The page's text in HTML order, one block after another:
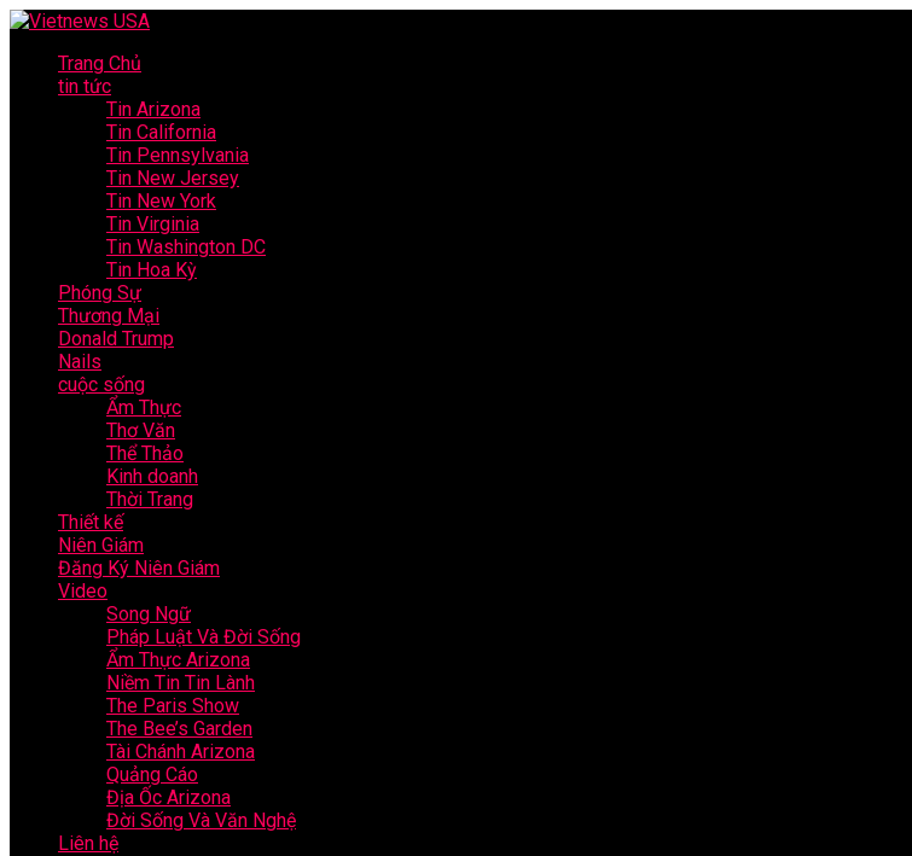
Trang Chủ
tin tức
Tin Arizona
Tin California
Tin Pennsylvania
Tin New Jersey
Tin New York
Tin Virginia
Tin Washington DC
Tin Hoa Kỳ
Phóng Sự
Thương Mại
Donald Trump
Nails
cuộc sống
Ẩm Thực
Thơ Văn
Thể Thảo
Kinh doanh
Thời Trang
Thiết kế
Niên Giám
Đăng Ký Niên Giám
Video
Song Ngữ
Pháp Luật Và Đời Sống
Ẩm Thực Arizona
Niềm Tin Tin Lành
The Paris Show
The Bee’s Garden
Tài Chánh Arizona
Quảng Cáo
Địa Ốc Arizona
Đời Sống Và Văn Nghệ
Liên hệ